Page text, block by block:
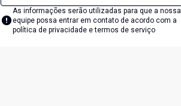
As informações serão utilizadas para que a nossa
equipe possa entrar em contato de acordo com a
política de privacidade e termos de serviço